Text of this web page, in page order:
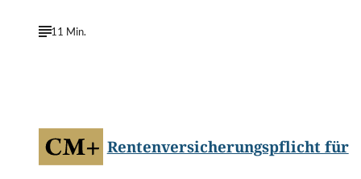
11 Min.
Rentenversicherungspflicht für